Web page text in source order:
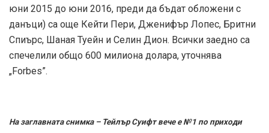
юни 2015 до юни 2016, преди да бъдат обложени с
данъци) са още Кейти Пери, Дженифър Лопес, Бритни
Спиърс, Шаная Туейн и Селин Дион. Всички заедно са
спечелили общо 600 милиона долара, уточнява
„Forbes”.
На заглавната снимка – Тейлър Суифт вече е №1 по приходи